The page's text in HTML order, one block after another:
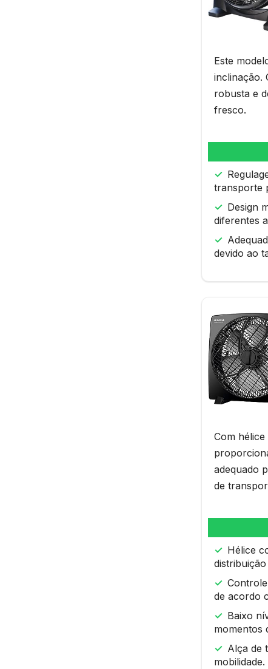
Este
inclinação.
robusta e
fresco.
transporte
Design
diferentes
devido ao
Com
adequado
de
Hélice
de acordo
Baixo
momentos
Alça de
mobilidade.